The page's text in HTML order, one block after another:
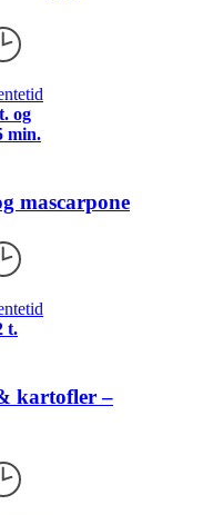
og
min.
mascarpone
t.
kartofler –